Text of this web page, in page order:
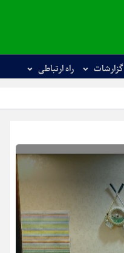
گزارشات راه ارتباطی
استارت